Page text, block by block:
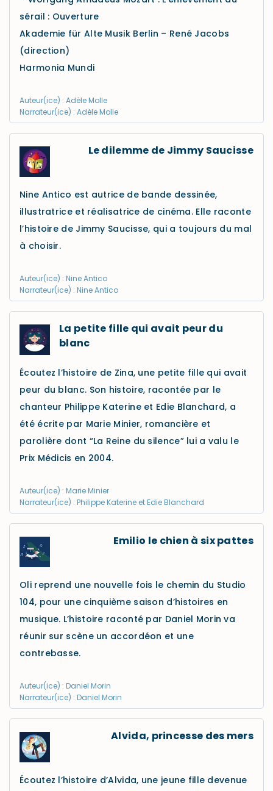
sérail : Ouverture
Akademie für Alte Musik Berlin – René Jacobs
(direction)
Harmonia Mundi
Auteur(ice) : Adèle Molle
Narrateur(ice) : Adèle Molle
Le dilemme de Jimmy Saucisse
Nine Antico est autrice de bande dessinée,
illustratrice et réalisatrice de cinéma. Elle raconte
l’histoire de Jimmy Saucisse, qui a toujours du mal
à choisir.
Auteur(ice) : Nine Antico
Narrateur(ice) : Nine Antico
La petite fille qui avait peur du
blanc
Écoutez l’histoire de Zina, une petite fille qui avait
peur du blanc. Son histoire, racontée par le
chanteur Philippe Katerine et Edie Blanchard, a
été écrite par Marie Minier, romancière et
parolière dont “La Reine du silence” lui a valu le
Prix Médicis en 2004.
Auteur(ice) : Marie Minier
Narrateur(ice) : Philippe Katerine et Edie Blanchard
Emilio le chien à six pattes
Oli reprend une nouvelle fois le chemin du Studio
104, pour une cinquième saison d’histoires en
musique. L’histoire raconté par Daniel Morin va
réunir sur scène un accordéon et une
contrebasse.
Auteur(ice) : Daniel Morin
Narrateur(ice) : Daniel Morin
Alvida, princesse des mers
Écoutez l’histoire d’Alvida, une jeune fille devenue